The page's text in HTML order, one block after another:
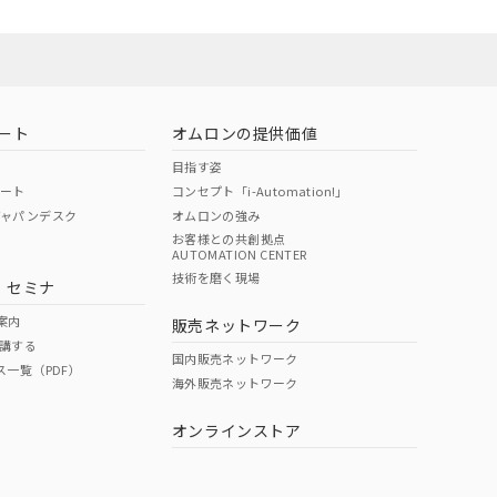
O O
ページへ
ください
ト
ト
パンデスク
セミナ
内
する
覧（PDF）
オムロンの提供価値
目指す姿
コンセプト「i-Automation!」
オムロンの強み
お客様との共創拠点
AUTOMATION CENTER
技術を磨く現場
販売ネットワーク
国内販売ネットワーク
海外販売ネットワーク
オンラインストア